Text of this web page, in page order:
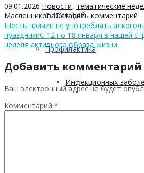
СИТУАЦИЙ
Профилактика
Инфекционных
09.01.2026 Новости, тематические
МасленниковаОставить комментарий
Шесть причин не употреблять
праздникиС 12 по 18 января в нашей
неделя активного образа жизни.
Добавить комментарий
Ваш электронный адрес не будет
Комментарий *